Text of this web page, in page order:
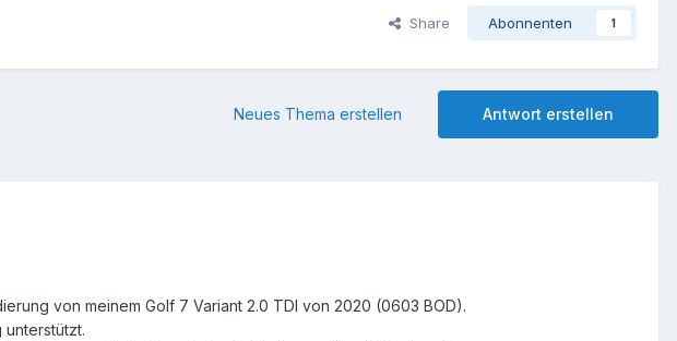
Share Abonnenten 1
Antwort erstellen
Neues Thema erstellen
von meinem Golf 7 Variant 2.0 TDI von 2020 (0603 BOD).